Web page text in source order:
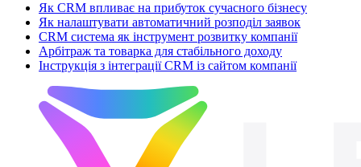
Як CRM впливає на прибуток сучасного бізнесу
Як налаштувати автоматичний розподіл заявок
CRM система як інструмент розвитку компанії
Арбітраж та товарка для стабільного доходу
Інструкція з інтеграції CRM із сайтом компанії